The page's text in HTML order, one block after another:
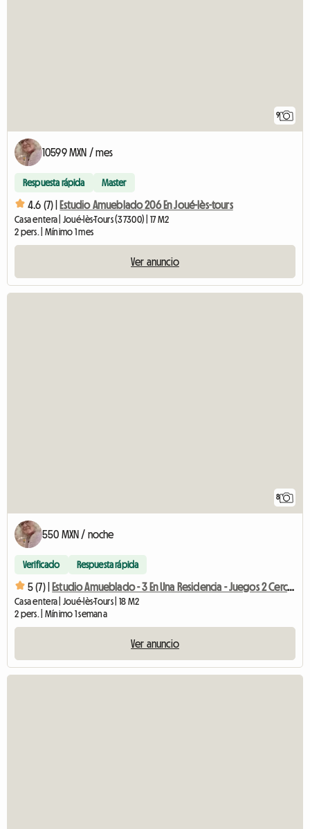
9
10599 MXN / mes
Respuesta rápida Master
4.6 (7) | Estudio Amueblado 206 En Joué-lès-tours
Casa entera | Joué-lès-Tours (37300) | 17 M2
2 pers. | Mínimo 1 mes
Ver anuncio
8
550 MXN / noche
Verificado Respuesta rápida
5 (7) | Estudio Amueblado - 3 En Una Residencia - Juegos 2 Cerca De Los Leones
Casa entera | Joué-lès-Tours | 18 M2
2 pers. | Mínimo 1 semana
Ver anuncio